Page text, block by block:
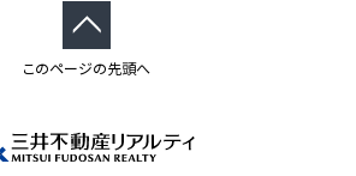
このページの先頭へ